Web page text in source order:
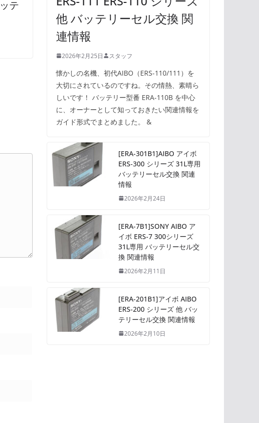
テ
他 バッテリーセル交換 関
連情報
2026年2月25日 スタッフ
懐かしの名機、初代AIBO（ERS-110/111）を
大切にされているのですね。その情熱、素晴ら
しいです！ バッテリー型番 ERA-110B を中心
に、オーナーとして知っておきたい関連情報を
ガイド形式でまとめました。 &
[ERA-301B1]AIBO アイボ
ERS-300 シリーズ 31L専用
バッテリーセル交換 関連
情報
2026年2月24日
[ERA-7B1]SONY AIBO ア
イボ ERS-7 300シリーズ
31L専用 バッテリーセル交
換 関連情報
2026年2月11日
[ERA-201B1]アイボ AIBO
ERS-200 シリーズ 他 バッ
テリーセル交換 関連情報
2026年2月10日